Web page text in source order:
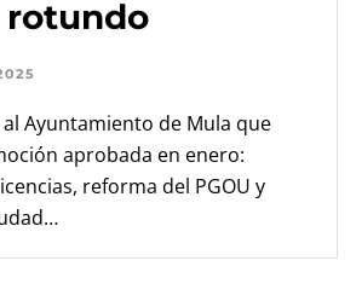
rotundo
al Ayuntamiento de Mula que
aprobada en enero:
reforma del PGOU y